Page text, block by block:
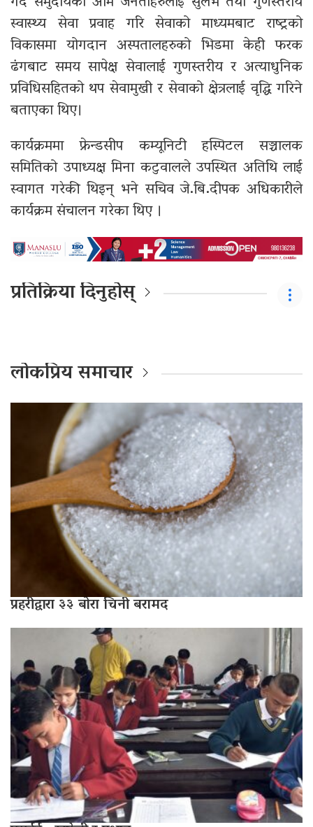
स्वास्थ्य सेवा प्रवाह गरि सेवाको माध्यमबाट राष्ट्रको
विकासमा योगदान अस्पतालहरुको भिडमा केही फरक
ढंगबाट समय सापेक्ष सेवालाई गुणस्तरीय र अत्याधुनिक
प्रविधिसहितको थप सेवामुखी र सेवाको क्षेत्रलाई वृद्धि गरिने
बताएका थिए।
कार्यक्रममा फ्रेन्डसीप कम्यूनिटी हस्पिटल सञ्चालक
समितिको उपाध्यक्ष मिना कटुवालले उपस्थित अतिथि लाई
स्वागत गरेकी थिइन् भने सचिव जे.बि.दीपक अधिकारीले
कार्यक्रम संचालन गरेका थिए ।
प्रतिक्रिया दिनुहोस्
लोकप्रिय समाचार
प्रहरीद्वारा ३३ बोरा चिनी बरामद